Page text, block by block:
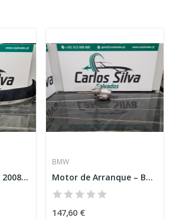
Spoiler – PEUGEOT 2008 I (CU_)
BMW
Motor de Arranque – BMW 1 (F20)
147,60 €